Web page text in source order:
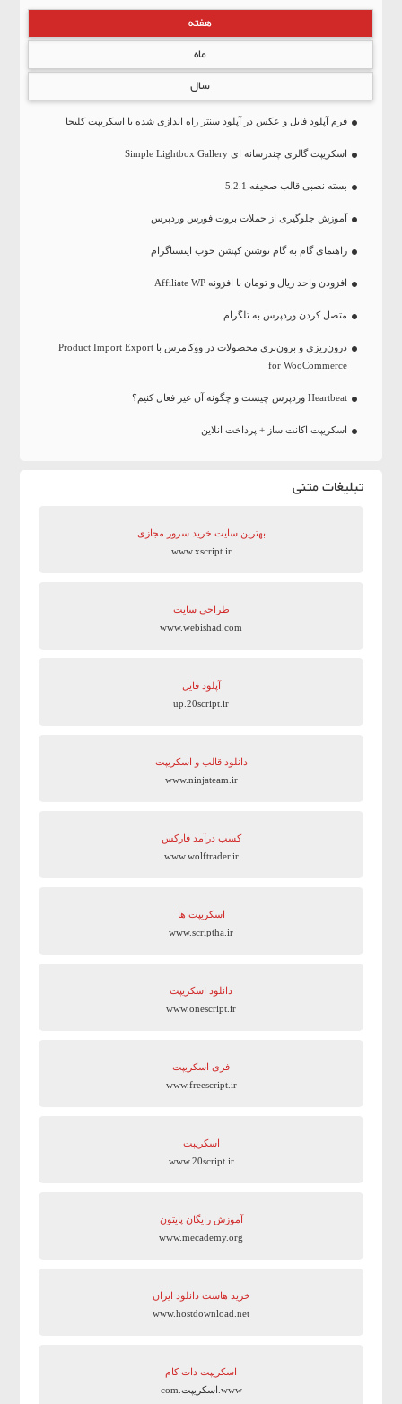
هفته
ماه
سال
فرم آپلود فایل و عکس در آپلود سنتر راه اندازی شده با اسکریپت کلیجا
اسکریپت گالری چندرسانه ای Simple Lightbox Gallery
بسته نصبی قالب صحیفه 5.2.1
آموزش جلوگیری از حملات بروت فورس وردپرس
راهنمای گام به گام نوشتن کپشن خوب اینستاگرام
افزودن واحد ریال و تومان با افزونه Affiliate WP
متصل کردن وردپرس به تلگرام
درون‌ریزی و برون‌بری محصولات در ووکامرس با Product Import Export
for WooCommerce
Heartbeat وردپرس چیست و چگونه آن غیر فعال کنیم؟
اسکریپت اکانت ساز + پرداخت انلاین
تبلیغات متنی
بهترین سایت‌ خرید سرور مجازی
www.xscript.ir
طراحی سایت
www.webishad.com
آپلود فایل
up.20script.ir
دانلود قالب و اسکریپت
www.ninjateam.ir
کسب درآمد فارکس
www.wolftrader.ir
اسکریپت ها
www.scriptha.ir
دانلود اسکریپت
www.onescript.ir
فری اسکریپت
www.freescript.ir
اسکریپت
www.20script.ir
آموزش رایگان پایتون
www.mecademy.org
خرید هاست دانلود ایران
www.hostdownload.net
اسکریپت دات کام
www.اسکریپت.com